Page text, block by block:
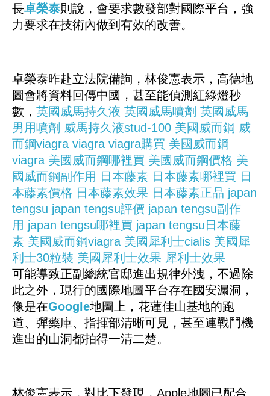
長卓榮泰則說，會要求數發部對國際平台，強
力要求在技術內做到有效的改善。
卓榮泰昨赴立法院備詢，林俊憲表示，高德地
圖會將資料回傳中國，甚至能偵測紅綠燈秒
數， 英國威馬持久液 英國威馬噴劑 英國威馬
男用噴劑 威馬持久液stud-100 美國威而鋼 威
而鋼viagra viagra viagra購買 美國威而鋼
viagra 美國威而鋼哪裡買 美國威而鋼價格 美
國威而鋼副作用 日本藤素 日本藤素哪裡買 日
本藤素價格 日本藤素效果 日本藤素正品 japan
tengsu japan tengsu評價 japan tengsu副作
用 japan tengsu哪裡買 japan tengsu日本藤
素 美國威而鋼viagra 美國犀利士cialis 美國犀
利士30粒裝 美國犀利士效果 犀利士效果
可能導致正副總統官邸進出規律外洩，不過除
此之外，現行的國際地圖平台存在國安漏洞，
像是在Google地圖上，花蓮佳山基地的跑
道、彈藥庫、指揮部清晰可見，甚至連戰鬥機
進出的山洞都拍得一清二楚。
林俊憲表示，對比下發現，Apple地圖已配合